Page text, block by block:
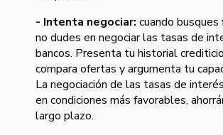
- Intenta negociar: cuando busques
no dudes en negociar las tasas de
bancos. Presenta tu historial
compara ofertas y argumenta tu
La negociación de las tasas de
en condiciones más favorables,
largo plazo.